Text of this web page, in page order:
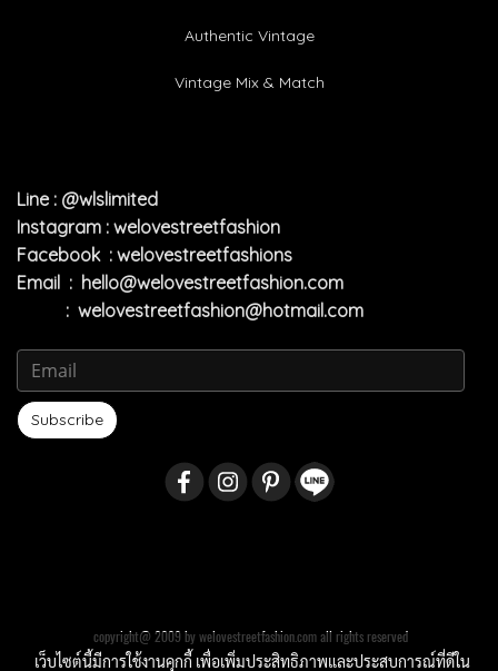
Authentic Vintage
Vintage Mix & Match
Line : @wlslimited
Instagram : welovestreetfashion
Facebook : welovestreetfashions
Email : hello@welovestreetfashion.com
: welovestreetfashion@hotmail.com
Subscribe
copyright@ 2009 by welovestreetfashion.com all rights reserved
เว็บไซต์นี้มีการใช้งานคุกกี้ เพื่อเพิ่มประสิทธิภาพและประสบการณ์ที่ดีใน